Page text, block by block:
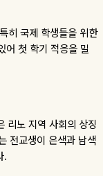
특히 국제 학생들을 위한
어 첫 학기 적응을 밀
리노 지역 사회의 상징
전교생이 은색과 남색
.